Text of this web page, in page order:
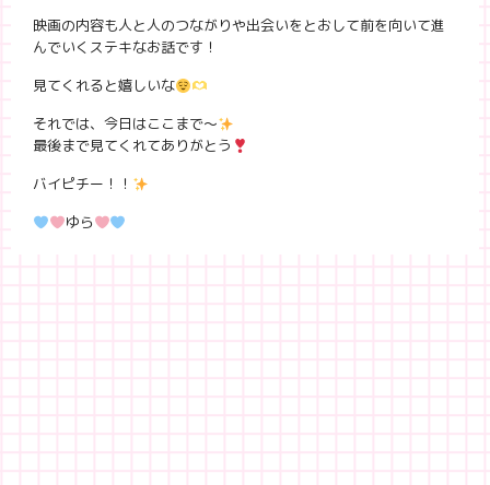
映画の内容も人と人のつながりや出会いをとおして前を向いて進
んでいくステキなお話です！
見てくれると嬉しいな
それでは、今日はここまで〜
最後まで見てくれてありがとう
バイピチー！！
ゆら